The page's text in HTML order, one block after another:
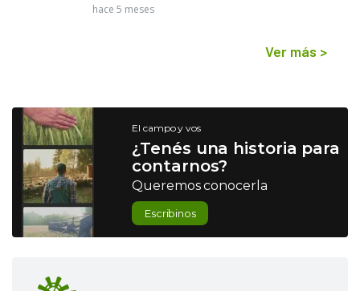
hace 5 meses
Ver más >
El campo y vos
¿Tenés una historia para
contarnos?
Queremos conocerla
Escribinos